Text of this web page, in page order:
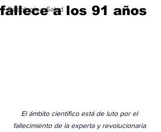
Psicología y Salud
fallece a los 91 años
El ámbito científico está de luto por el
fallecimiento de la experta y revolucionaria